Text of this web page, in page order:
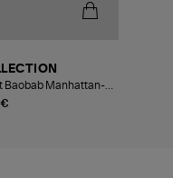
Baobab Manhattan-